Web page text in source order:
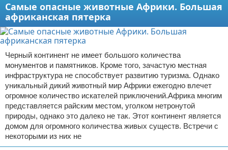
Самые опасные животные Африки. Большая
африканская пятерка
Черный континент не имеет большого количества
монументов и памятников. Кроме того, зачастую местная
инфраструктура не способствует развитию туризма. Однако
уникальный дикий животный мир Африки ежегодно влечет
огромное количество искателей приключений.Африка многим
представляется райским местом, уголком нетронутой
природы, однако это далеко не так. Этот континент является
домом для огромного количества живых существ. Встречи с
некоторыми из них не